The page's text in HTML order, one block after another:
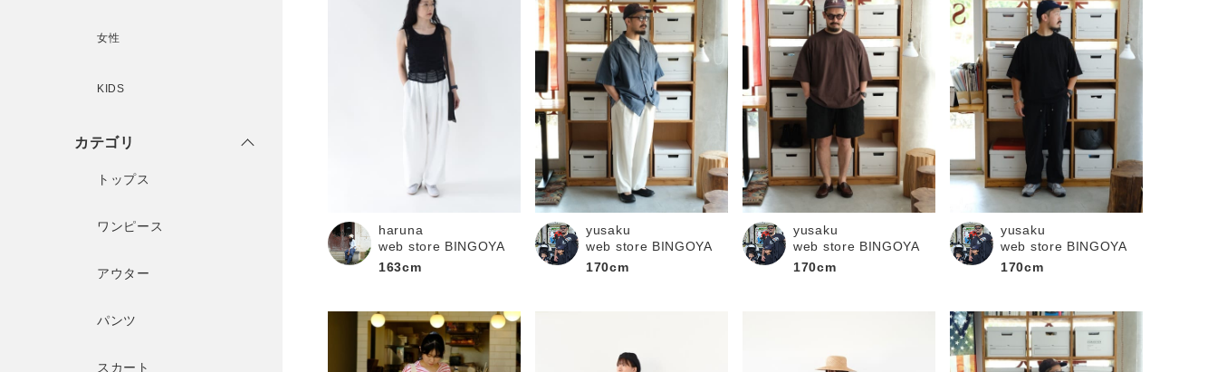
女性
KIDS
カテゴリ
トップス
ワンピース
アウター
パンツ
スカート
haruna
web store BINGOYA
163cm
yusaku
web store BINGOYA
170cm
yusaku
web store BINGOYA
170cm
yusaku
web store BINGOYA
170cm